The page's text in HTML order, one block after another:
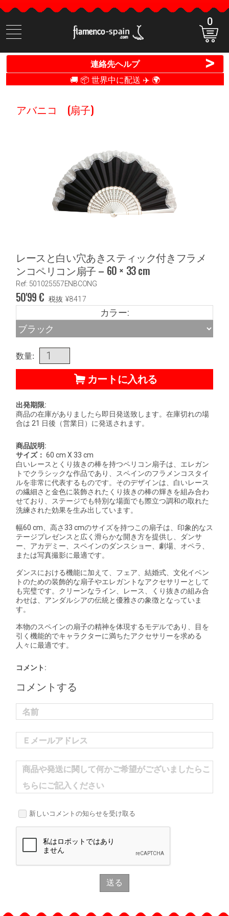
商
品
検
0
連絡先ヘルプ >
🚚 📦 世界中に配送 ✈️ 🌍
アバニコ (扇子)
レースと白い穴あきスティック付きフラメ
ンコペリコン扇子 – 60 × 33 cm
Ref: 501025557ENBCONG
50'99€ 税抜 ¥8417
カラー:
数量:
カートに入れる
出発期限:
商品の在庫がありましたら即日発送致します。在庫切れの場
合は 21 日後（営業日）に発送されます。
商品説明:
サイズ： 60 cm X 33 cm
白いレースとくり抜きの棒を持つペリコン扇子は、エレガン
トでクラシックな作品であり、スペインのフラメンコスタイ
ルを非常に代表するものです。そのデザインは、白いレース
の繊細さと金色に装飾されたくり抜きの棒の輝きを組み合わ
せており、ステージでも特別な場面でも際立つ調和の取れた
洗練された効果を生み出しています。
幅60 cm、高さ33 cmのサイズを持つこの扇子は、印象的なス
テージプレゼンスと広く滑らかな開き方を提供し、ダンサ
ー、アカデミー、スペインのダンスショー、劇場、オペラ、
または写真撮影に最適です。
ダンスにおける機能に加えて、フェア、結婚式、文化イベン
トのための装飾的な扇子やエレガントなアクセサリーとして
も完璧です。クリーンなライン、レース、くり抜きの組み合
わせは、アンダルシアの伝統と優雅さの象徴となっていま
す。
本物のスペインの扇子の精神を体現するモデルであり、目を
引く機能的でキャラクターに満ちたアクセサリーを求める
人々に最適です。
コメント:
コメントする
名前
Ｅメールアドレス
商品や発送に関して何かご希望がございましたらこ
ちらにご記入ください
新しいコメントの知らせを受け取る
送る